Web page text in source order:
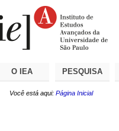
O IEA PESQUISA
Você está aqui: Página Inicial